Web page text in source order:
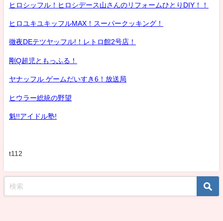
ヒロシッフル！ヒロシデース山さんのリフォームひとりDIY！！
ヒロユキユキッフルMAX！スーパークッキング！
徹夜DEテツヤッフル!！レトロ館2号店！
剛Q超児ともっふる！
ヤナッフル ゲームだいすき6！放送局
ヒウラー総統の野望
魁!!アイドル塾!
t112